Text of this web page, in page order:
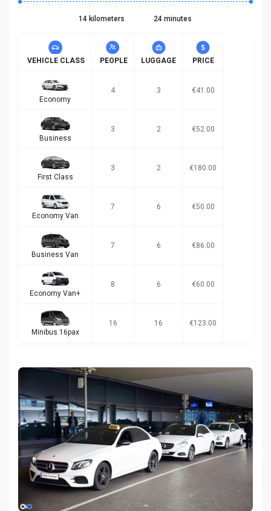
14 kilometers 24 minutes
VEHICLE CLASS PEOPLE LUGGAGE PRICE
Economy
4 3 €41.00
Business
3 2 €52.00
First Class
3 2 €180.00
Economy Van
7 6 €50.00
Business Van
7 6 €86.00
Economy Van+
8 6 €60.00
Minibus 16pax
16 16 €123.00